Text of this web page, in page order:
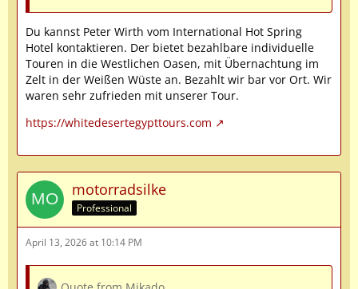
Du kannst Peter Wirth vom International Hot Spring
Hotel kontaktieren. Der bietet bezahlbare individuelle
Touren in die Westlichen Oasen, mit Übernachtung im
Zelt in der Weißen Wüste an. Bezahlt wir bar vor Ort. Wir
waren sehr zufrieden mit unserer Tour.
https://whitedesertegypttours.com
motorradsilke
Professional
April 13, 2026 at 10:14 PM